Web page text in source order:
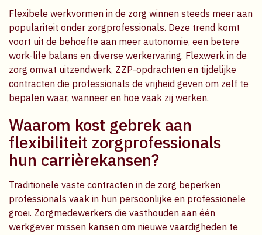
Flexibele werkvormen in de zorg winnen steeds meer aan
populariteit onder zorgprofessionals. Deze trend komt
voort uit de behoefte aan meer autonomie, een betere
work-life balans en diverse werkervaring. Flexwerk in de
zorg omvat uitzendwerk, ZZP-opdrachten en tijdelijke
contracten die professionals de vrijheid geven om zelf te
bepalen waar, wanneer en hoe vaak zij werken.
Waarom kost gebrek aan
flexibiliteit zorgprofessionals
hun carrièrekansen?
Traditionele vaste contracten in de zorg beperken
professionals vaak in hun persoonlijke en professionele
groei. Zorgmedewerkers die vasthouden aan één
werkgever missen kansen om nieuwe vaardigheden te